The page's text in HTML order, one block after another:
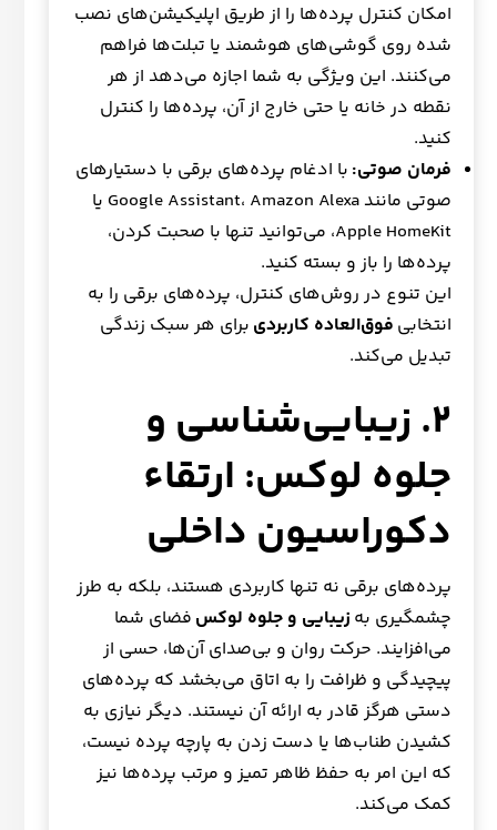
امکان کنترل پرده‌ها را از طریق اپلیکیشن‌های نصب
شده روی گوشی‌های هوشمند یا تبلت‌ها فراهم
می‌کنند. این ویژگی به شما اجازه می‌دهد از هر
نقطه در خانه یا حتی خارج از آن، پرده‌ها را کنترل
کنید.
فرمان صوتی: با ادغام پرده‌های برقی با دستیارهای
صوتی مانند Google Assistant، Amazon Alexa یا
Apple HomeKit، می‌توانید تنها با صحبت کردن،
پرده‌ها را باز و بسته کنید.
این تنوع در روش‌های کنترل، پرده‌های برقی را به
انتخابی فوق‌العاده کاربردی برای هر سبک زندگی
تبدیل می‌کند.
۲. زیبایی‌شناسی و
جلوه لوکس: ارتقاء
دکوراسیون داخلی
پرده‌های برقی نه تنها کاربردی هستند، بلکه به طرز
چشمگیری به زیبایی و جلوه لوکس فضای شما
می‌افزایند. حرکت روان و بی‌صدای آن‌ها، حسی از
پیچیدگی و ظرافت را به اتاق می‌بخشد که پرده‌های
دستی هرگز قادر به ارائه آن نیستند. دیگر نیازی به
کشیدن طناب‌ها یا دست زدن به پارچه پرده نیست،
که این امر به حفظ ظاهر تمیز و مرتب پرده‌ها نیز
کمک می‌کند.